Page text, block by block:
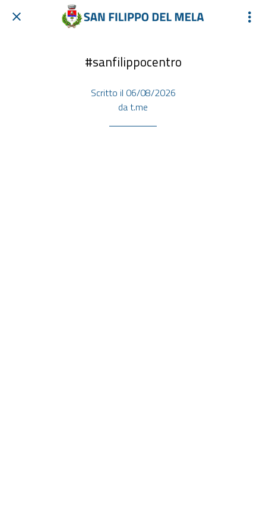
#sanfilippocentro
Scritto il 06/08/2026
da t.me